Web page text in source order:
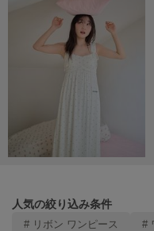
TODAYFUL
トゥデイフル
ツルバイマリコオイカワ
アグ
アンダーソン アンダーソン
人気の絞り込み条件
# リボン ワンピース #